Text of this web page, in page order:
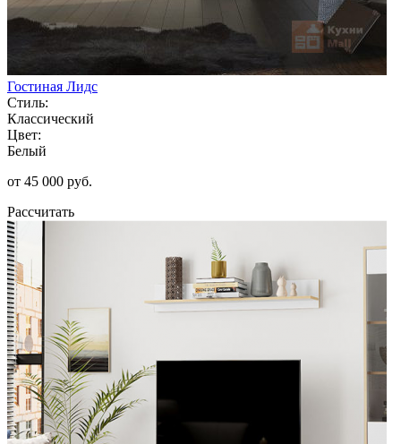
Гостиная Лидс
Стиль:
Классический
Цвет:
Белый
от 45 000 руб.
Рассчитать